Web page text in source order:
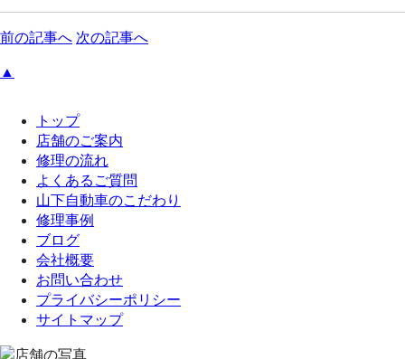
前の記事へ 次の記事へ
▲
トップ
店舗のご案内
修理の流れ
よくあるご質問
山下自動車のこだわり
修理事例
ブログ
会社概要
お問い合わせ
プライバシーポリシー
サイトマップ